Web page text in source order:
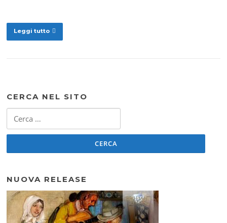
Leggi tutto
CERCA NEL SITO
per:
NUOVA RELEASE